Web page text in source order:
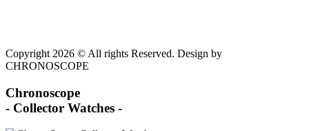
Copyright 2026 © All rights Reserved. Design by
CHRONOSCOPE
Chronoscope
- Collector Watches -